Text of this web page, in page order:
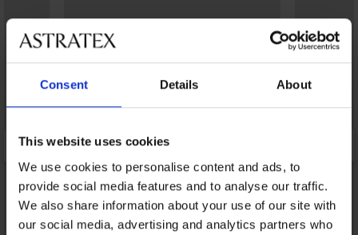
Consent Details About
This website uses cookies
We use cookies to personalise content and ads, to
provide social media features and to analyse our traffic.
We also share information about your use of our site with
our social media, advertising and analytics partners who